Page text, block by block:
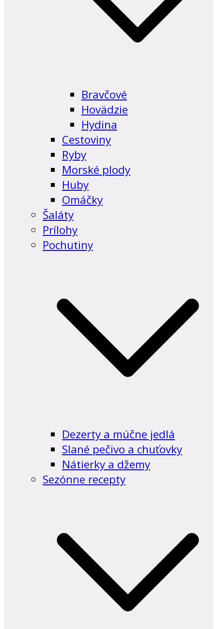
Bravčové
Hovädzie
Hydina
Cestoviny
Ryby
Morské plody
Huby
Omáčky
Šaláty
Prílohy
Pochutiny
Dezerty a múčne jedlá
Slané pečivo a chuťovky
Nátierky a džemy
Sezónne recepty